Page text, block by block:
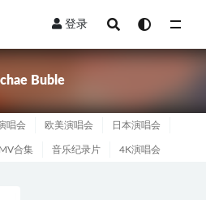
登录
Buble
唱会 欧美演唱会 日本演唱会
MV合集 音乐纪录片 4K演唱会